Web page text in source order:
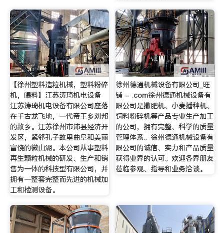
【徐州塑料造粒机械，塑料粉碎
机，喂料】江苏涛琦机电设备
江苏涛琦机电设备有限公司座落
在千古龙飞地，一代帝王乡刘邦
的故乡。江苏徐州市沛县经济开
发区，紧邻孔子故里曲阜和美丽
富饶的微山湖。本公司从事塑料
再生颗粒机械的研发、生产和销
售为一体的科技型有限公司，并
拥有一整套完整而先进的机械加
工和检测设备。
徐州德通机械设备有限公司_旺
铺 - .com徐州德通机械设备有
限公司是撒肥机、小麦播种机、
饲料粉碎机等产品专业生产加工
的公司，拥有完整、科学的质量
管理体系。徐州德通机械设备有
限公司的诚信、实力和产品质量
获得业界的认可。欢迎各界朋友
莅临参观、指导和业务洽谈。